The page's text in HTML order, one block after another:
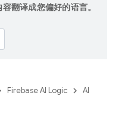
翻译成您偏好的语言。
Firebase AI Logic AI